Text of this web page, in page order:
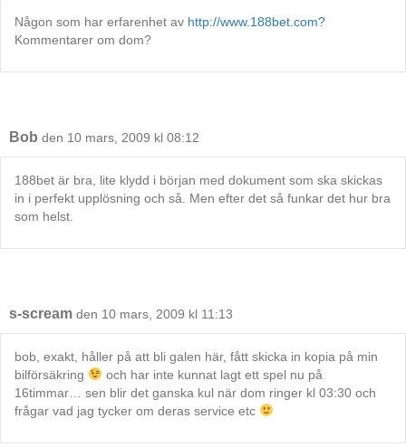
Någon som har erfarenhet av http://www.188bet.com?
Kommentarer om dom?
Bob den 10 mars, 2009 kl 08:12
188bet är bra, lite klydd i början med dokument som ska skickas
in i perfekt upplösning och så. Men efter det så funkar det hur bra
som helst.
s-scream den 10 mars, 2009 kl 11:13
bob, exakt, håller på att bli galen här, fått skicka in kopia på min
bilförsäkring
och har inte kunnat lagt ett spel nu på
16timmar… sen blir det ganska kul när dom ringer kl 03:30 och
frågar vad jag tycker om deras service etc